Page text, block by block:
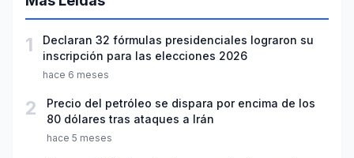
1
Declaran 32 fórmulas presidenciales lograron su
inscripción para las elecciones 2026
hace 6 meses
2
Precio del petróleo se dispara por encima de los
80 dólares tras ataques a Irán
hace 5 meses